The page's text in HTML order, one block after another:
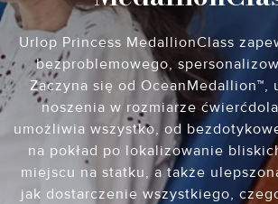
Urlop Princess MedallionClass
bezproblemowego,
Zaczyna się od OceanMedallion™,
noszenia w rozmiarze
umożliwia wszystko, od
na pokład po lokalizowanie
miejscu na statku, a także
jak dostarczenie wszystkiego,